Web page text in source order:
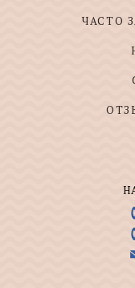
ЧАСТО